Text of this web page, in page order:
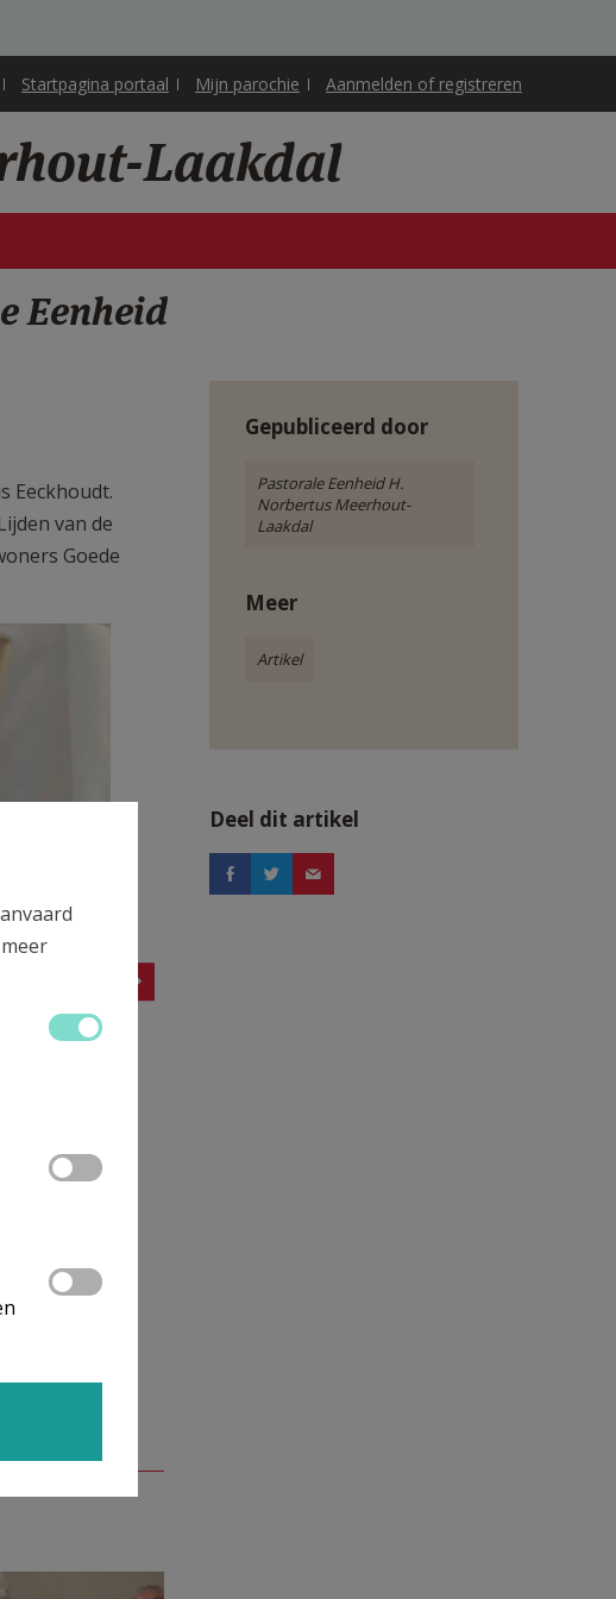
Startpagina portaal Mijn parochie Aanmelden of registreren
Laakdal
Eenheid
Eeckhoudt.
van de
Goede
Gepubliceerd door
Pastorale Eenheid H.
Norbertus Meerhout-
Laakdal
Meer
Artikel
Deel dit artikel